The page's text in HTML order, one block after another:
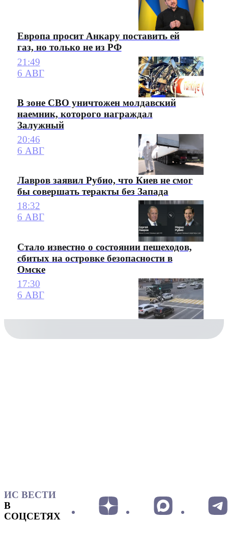
Европа просит Анкару поставить ей
газ, но только не из РФ
21:49
6 АВГ
В зоне СВО уничтожен молдавский
наемник, которого награждал
Залужный
20:46
6 АВГ
Лавров заявил Рубио, что Киев не смог
бы совершать теракты без Запада
18:32
6 АВГ
Стало известно о состоянии пешеходов,
сбитых на островке безопасности в
Омске
17:30
6 АВГ
ИС ВЕСТИ
В
СОЦСЕТЯХ